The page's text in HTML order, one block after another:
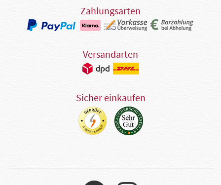
Zahlungsarten
Versandarten
Sicher einkaufen